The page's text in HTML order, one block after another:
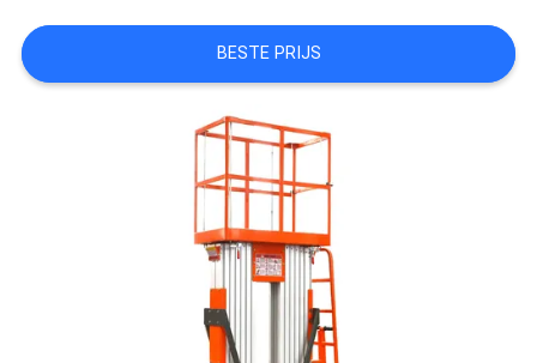
SITEMAP
BESTE PRIJS